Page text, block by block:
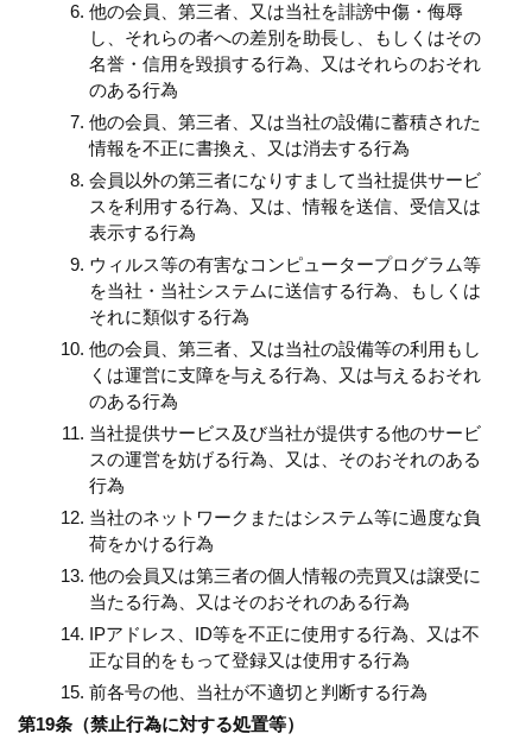
他の会員、第三者、又は当社を誹謗中傷・侮辱
し、それらの者への差別を助長し、もしくはその
名誉・信用を毀損する行為、又はそれらのおそれ
のある行為
他の会員、第三者、又は当社の設備に蓄積された
情報を不正に書換え、又は消去する行為
会員以外の第三者になりすまして当社提供サービ
スを利用する行為、又は、情報を送信、受信又は
表示する行為
ウィルス等の有害なコンピュータープログラム等
を当社・当社システムに送信する行為、もしくは
それに類似する行為
他の会員、第三者、又は当社の設備等の利用もし
くは運営に支障を与える行為、又は与えるおそれ
のある行為
当社提供サービス及び当社が提供する他のサービ
スの運営を妨げる行為、又は、そのおそれのある
行為
当社のネットワークまたはシステム等に過度な負
荷をかける行為
他の会員又は第三者の個人情報の売買又は譲受に
当たる行為、又はそのおそれのある行為
IPアドレス、ID等を不正に使用する行為、又は不
正な目的をもって登録又は使用する行為
前各号の他、当社が不適切と判断する行為
第19条（禁止行為に対する処置等）